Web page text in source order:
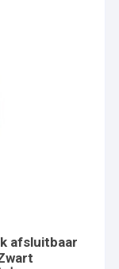
afsluitbaar